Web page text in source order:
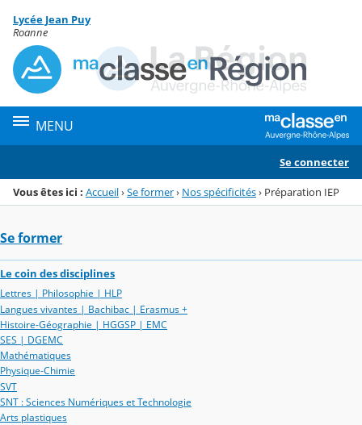
Menu de la rubrique
Contenu
Lycée Jean Puy
Roanne
MENU
Se connecter
Vous êtes ici : Accueil›Se former› Nos spécificités› Préparation IEP
Se former
Le coin des disciplines
Lettres | Philosophie | HLP
Langues vivantes | Bachibac | Erasmus +
Histoire-Géographie | HGGSP | EMC
SES | DGEMC
Mathématiques
Physique-Chimie
SVT
SNT : Sciences Numériques et Technologie
Arts plastiques